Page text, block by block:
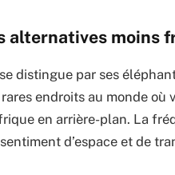
alternatives moins
se distingue par ses
rares endroits au monde
en arrière-plan. La
d’espace et de